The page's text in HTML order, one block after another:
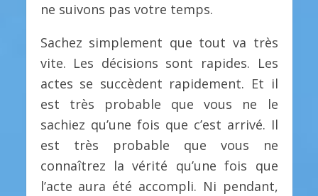
ne suivons pas votre temps.
Sachez simplement que tout va très
vite. Les décisions sont rapides. Les
actes se succèdent rapidement. Et il
est très probable que vous ne le
sachiez qu’une fois que c’est arrivé. Il
est très probable que vous ne
connaîtrez la vérité qu’une fois que
l’acte aura été accompli. Ni pendant,